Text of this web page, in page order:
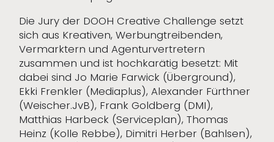
Die Jury der DOOH Creative Challenge setzt
sich aus Kreativen, Werbungtreibenden,
Vermarktern und Agenturvertretern
zusammen und ist hochkarätig besetzt: Mit
dabei sind Jo Marie Farwick (Überground),
Ekki Frenkler (Mediaplus), Alexander Fürthner
(Weischer.JvB), Frank Goldberg (DMI),
Matthias Harbeck (Serviceplan), Thomas
Heinz (Kolle Rebbe), Dimitri Herber (Bahlsen),